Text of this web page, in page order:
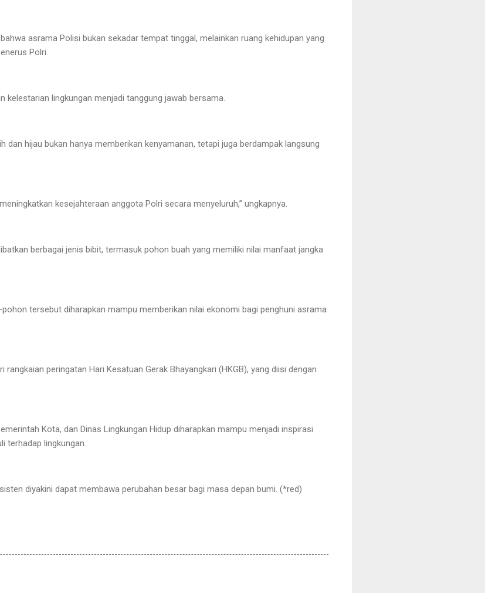
asrama Polisi bukan sekadar tempat tinggal, melainkan ruang kehidupan yang
Polri.
kelestarian lingkungan menjadi tanggung jawab bersama.
dan hijau bukan hanya memberikan kenyamanan, tetapi juga berdampak langsung
kesejahteraan anggota Polri secara menyeluruh,” ungkapnya.
berbagai jenis bibit, termasuk pohon buah yang memiliki nilai manfaat jangka
tersebut diharapkan mampu memberikan nilai ekonomi bagi penghuni asrama
rangkaian peringatan Hari Kesatuan Gerak Bhayangkari (HKGB), yang diisi dengan
Kota, dan Dinas Lingkungan Hidup diharapkan mampu menjadi inspirasi
terhadap lingkungan.
diyakini dapat membawa perubahan besar bagi masa depan bumi. (*red)